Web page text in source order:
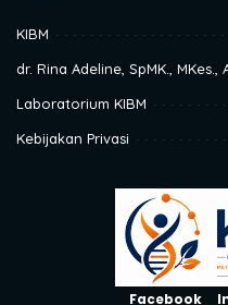
KIBM
dr. Rina Adeline, SpMK., MKes.,
Laboratorium KIBM
Kebijakan Privasi
Facebook